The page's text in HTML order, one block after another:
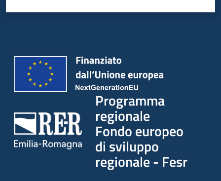
Programma
regionale
Fondo europeo
di sviluppo
regionale - Fesr